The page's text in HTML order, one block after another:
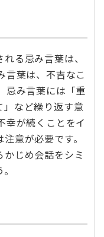
る忌み言葉は、
言葉は、不吉なこ
忌み言葉には「重
など繰り返す意
幸が続くことをイ
意が必要です。
じめ会話をシミ